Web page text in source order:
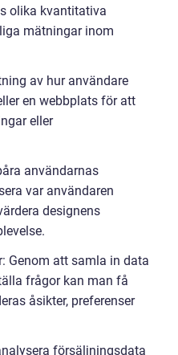
olika kvantitativa
mätningar inom
av hur användare
en webbplats för att
eller
användarnas
var användaren
designens
Genom att samla in data
frågor kan man få
åsikter, preferenser
försäljningsdata